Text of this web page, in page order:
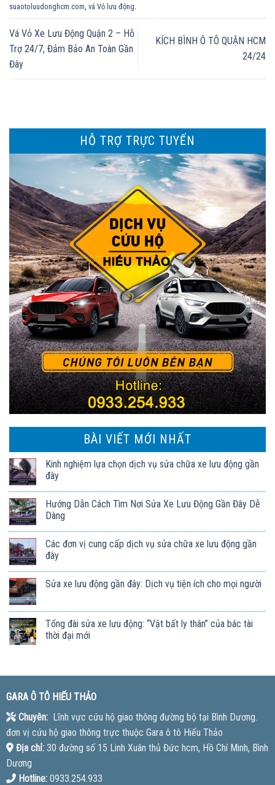
suaotoluudonghcm.com vá Vỏ lưu động
Vá Vỏ Xe Lưu Động Quận 2 – Hỗ
Trợ 24/7, Đảm Bảo An Toàn Gần
Đây
KÍCH BÌNH Ô TÔ QUẬN HCM
24/24
HỖ TRỢ TRỰC TUYẾN
BÀI VIẾT MỚI NHẤT
Kinh nghiệm lựa chọn dịch vụ sửa chữa xe lưu động gần
đây
Hướng Dẫn Cách Tìm Nơi Sửa Xe Lưu Động Gần Đây Dễ
Dàng
Các đơn vị cung cấp dịch vụ sửa chữa xe lưu động gần
đây
Sửa xe lưu động gần đây: Dịch vụ tiện ích cho mọi người
Tổng đài sửa xe lưu động: “Vật bất ly thân” của bác tài
thời đại mới
GARA Ô TÔ HIẾU THẢO
Chuyên:Lĩnh vực cứu hộ giao thông đường bộ tại Bình Dương.
đơn vị cứu hộ giao thông trực thuộc Gara ô tô Hiếu Thảo
Địa chỉ:30 đường số 15 Linh Xuân thủ Đức hcm, Hồ Chí Minh, Bình
Dương
Hotline:0933.254.933